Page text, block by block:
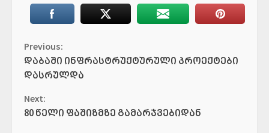
Continue
Reading
Previous:
დაბაში ინფრასტრუქტურული პროექტები
დასრულდა
Next:
80 წელი ფაშიზმზე გამარჯვებიდან